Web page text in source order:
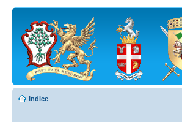
Indice